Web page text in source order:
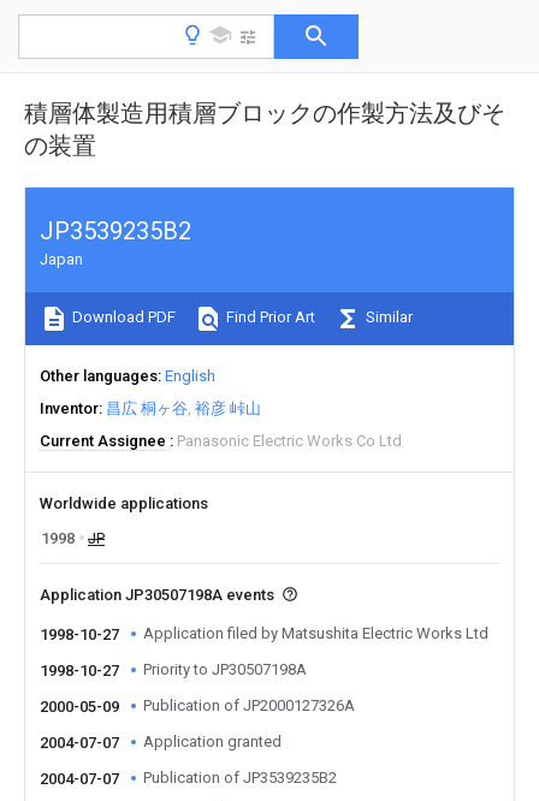
積層体製造用積層ブロックの作製方法及びそ
の装置
JP3539235B2
Japan
Download PDF Find Prior Art Similar
Other languages English
Inventor 昌広 桐ヶ谷 裕彦 峠山
Current Assignee
Panasonic Electric Works Co Ltd
Worldwide applications
1998
JP
Application JP30507198A events
1998-10-27 Application filed by Matsushita Electric Works Ltd
1998-10-27 Priority to JP30507198A
2000-05-09 Publication of JP2000127326A
2004-07-07 Application granted
2004-07-07 Publication of JP3539235B2